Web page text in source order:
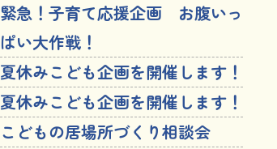
緊急！子育て応援企画 お腹いっ
ぱい大作戦！
夏休みこども企画を開催します！
夏休みこども企画を開催します！
こどもの居場所づくり相談会